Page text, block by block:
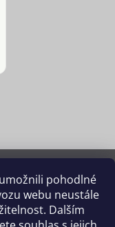
pohodlné
webu neustále
Dalším
práva vyhrazena.